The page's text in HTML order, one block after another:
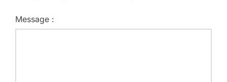
Message :